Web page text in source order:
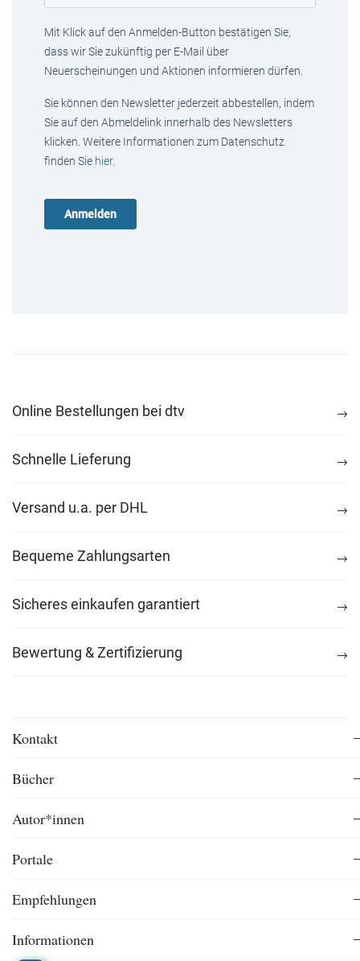
Mit Klick auf den Anmelden-Button bestätigen Sie,
dass wir Sie zukünftig per E-Mail über
Neuerscheinungen und Aktionen informieren dürfen.
Sie können den Newsletter jederzeit abbestellen, indem
Sie auf den Abmeldelink innerhalb des Newsletters
klicken. Weitere Informationen zum Datenschutz
finden Sie hier.
Online Bestellungen bei dtv
Schnelle Lieferung
Versand u.a. per DHL
Bequeme Zahlungsarten
Sicheres einkaufen garantiert
Bewertung & Zertifizierung
Kontakt
Bücher
Autor*innen
Portale
Empfehlungen
Informationen